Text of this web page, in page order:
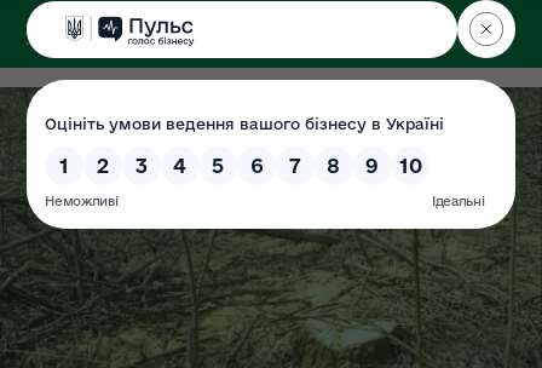
ДЕРЖЕКОІНСПЕКЦІЯ